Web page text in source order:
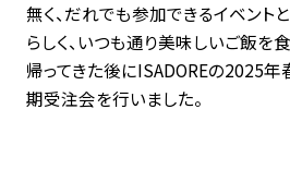
無く、だれでも参加できるイベント
らしく、いつも通り美味しいご飯を
帰ってきた後にISADOREの2025
期受注会を行いました。